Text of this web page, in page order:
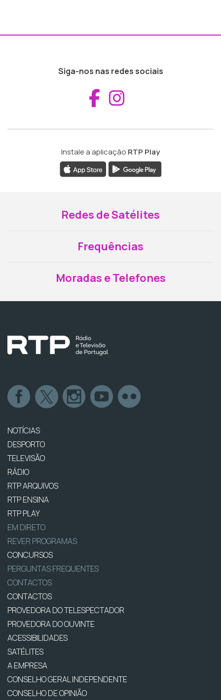
Siga-nos nas redes sociais
Aceder ao
Instale a aplicação RTP Play
Redes de Satélites
Frequências
Moradas e Telefones
NOTÍCIAS
DESPORTO
TELEVISÃO
RÁDIO
RTP ARQUIVOS
RTP ENSINA
RTP PLAY
EM DIRETO
REVER PROGRAMAS
CONCURSOS
PERGUNTAS FREQUENTES
CONTACTOS
CONTACTOS
PROVEDORA DO TELESPECTADOR
PROVEDORA DO OUVINTE
ACESSIBILIDADES
SATÉLITES
A EMPRESA
CONSELHO GERAL INDEPENDENTE
CONSELHO DE OPINIÃO